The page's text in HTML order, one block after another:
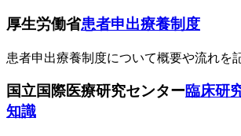
厚生労働省患者申出療養制度
患者申出療養制度について概要や流れを
国立国際医療研究センター臨床研
知識